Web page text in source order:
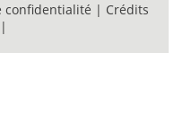
confidentialité | Crédits
|